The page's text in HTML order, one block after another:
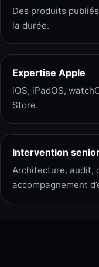
Des produits
la durée.
Expertise Apple
iOS, iPadOS,
Store.
Intervention
Architecture, audit,
accompagnement